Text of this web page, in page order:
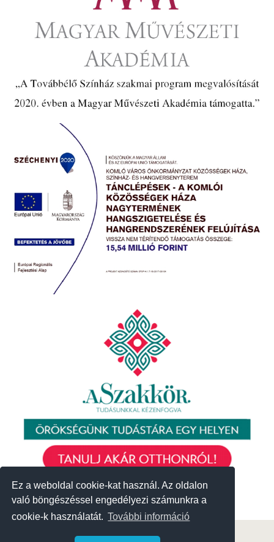
Ez a weboldal cookie-kat használ. Az oldalon
való böngészéssel engedélyezi számunkra a
cookie-k használatát. További információ
Ez a weboldal cookie-kat használ. Az oldalon
való böngészéssel engedélyezi számunkra a
cookie-k használatát. További információ
© 2018 Közösségek Háza